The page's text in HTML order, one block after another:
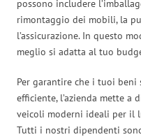
possono includere
rimontaggio dei mobili, la
l’assicurazione. In questo
meglio si adatta al tuo
Per garantire che i tuoi
efficiente, l’azienda mette a
veicoli moderni ideali per il
Tutti i nostri dipendenti